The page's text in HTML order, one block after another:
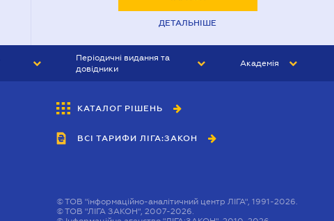
ДЕТАЛЬНІШЕ
Періодичні видання та
довідники
БУХГАЛТЕР&ЗАКОН
ВІСНИК МСФЗ
Академія
КАТАЛОГ РІШЕНЬ
ВСІ ТАРИФИ ЛІГА:ЗАКОН
©ТОВ "інформаційно-аналітичний центр ЛІГА", 1991-2026.
©ТОВ "ЛІГА ЗАКОН", 2007-2026.